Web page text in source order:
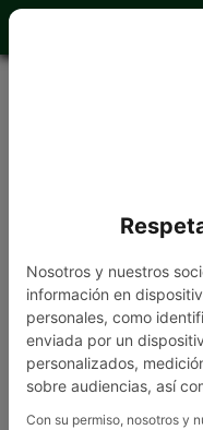
Grupo APAG»
la provincia a
Agricultor»
Nosotros y nuestros
información en
personales, como
enviada por un
personalizados,
sobre audiencias, así
Con su permiso, nosotros y